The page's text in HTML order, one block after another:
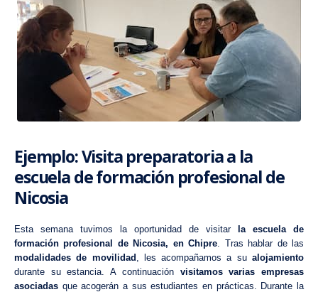
Ejemplo: Visita preparatoria a la
escuela de formación profesional de
Nicosia
Esta semana tuvimos la oportunidad de visitar
la escuela de
formación profesional de Nicosia, en Chipre. Tras hablar de las
modalidades de movilidad , les acompañamos a sualojamiento
durante su estancia. A continuación visitamos varias empresas
asociadas que acogerán a sus estudiantes en prácticas. Durante la